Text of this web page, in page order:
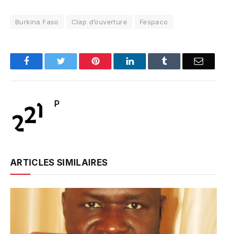
Burkina Faso Clap d’ouverture Fespaco
FacebookTwitter Pinterest LinkedInTumblr Email
P
ARTICLES SIMILAIRES